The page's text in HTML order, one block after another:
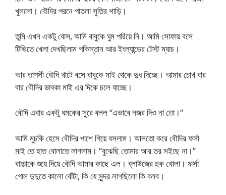
খুললো। বৌদির পরনে পাতলা সুতির শাড়ি।
তুমি এখন একটু বোস, আমি বাবুকে ঘুম পরিয়ে নি। আমি সোফায় বসে
টিভিতে খেলা দেখছিলাম পকিস্তান আর ইংল্যান্ডের টেস্ট ম্যাচ।
আর তাপসী বৌদি খাটে বসে বাবুকে মাই থেকে দুধ দিচ্ছে। আমার চোখ বার
বার বৌদির ডাবকা মাই এর দিকে চলে যাচ্ছে।
বৌদি এবার একটু ধমকের সুরে বলল “এভাবে নজর দিও না তো।”
আমি মুচকি হেসে বৌদির পাশে গিয়ে বসলাম। আলতো করে বৌদির ফর্সা
মাই তে হাত বোলাতে লাগলাম। “বুঝেছি তোমার আর তর সইছে না।”
বাচ্চাকে শুয়ে দিয়ে বৌদি আমার কাছে এল। ব্লাউজের হুক খোলা। ফর্সা
গোল দুদুতে কালো বোঁটা, কি যে সুন্দর লাগছিলো কি বলব।